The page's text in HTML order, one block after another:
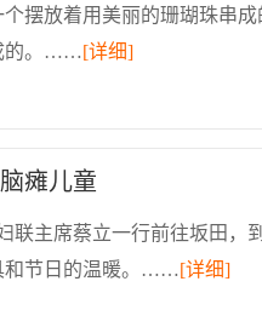
摆放着用美丽的珊瑚珠串
的。……[详细]
瘫儿童
联主席蔡立一行前往坂田
和节日的温暖。……[详细]